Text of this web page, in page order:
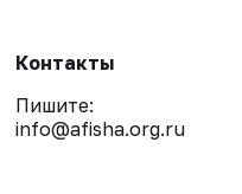
Контакты
Пишите:
info@afisha.org.ru